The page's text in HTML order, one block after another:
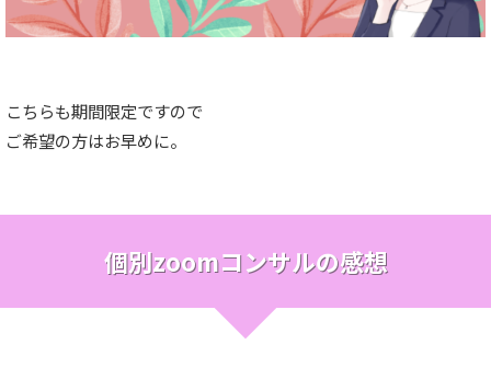
こちらも期間限定ですので
ご希望の方はお早めに。
個別zoomコンサルの感想